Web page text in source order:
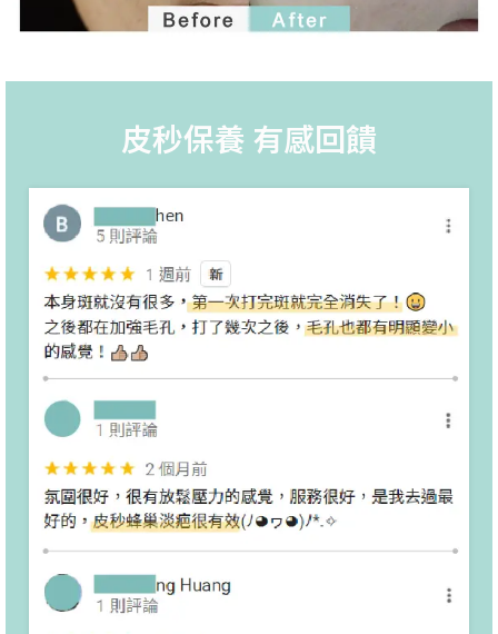
皮秒保養 有感回饋